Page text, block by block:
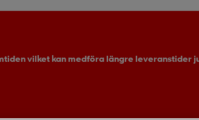
vilket kan medföra längre leveranstider